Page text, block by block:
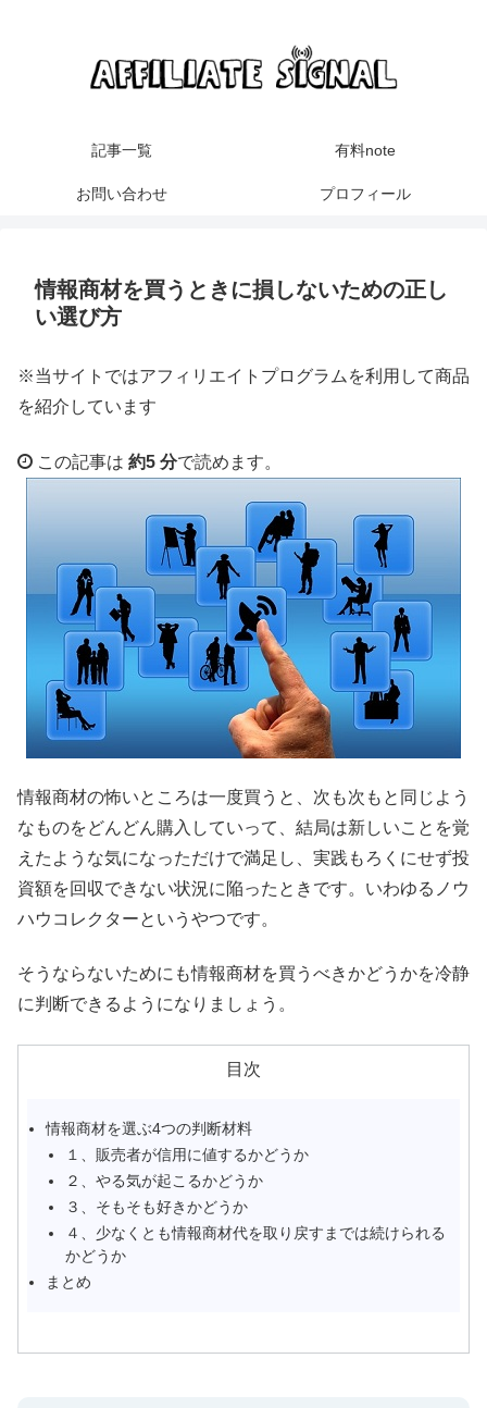
記事一覧 有料note
お問い合わせ プロフィール
情報商材を買うときに損しないための正し
い選び方
※当サイトではアフィリエイトプログラムを利用して商品
を紹介しています
この記事は 約5 分で読めます。
情報商材の怖いところは一度買うと、次も次もと同じよう
なものをどんどん購入していって、結局は新しいことを覚
えたような気になっただけで満足し、実践もろくにせず投
資額を回収できない状況に陥ったときです。いわゆるノウ
ハウコレクターというやつです。
そうならないためにも情報商材を買うべきかどうかを冷静
に判断できるようになりましょう。
目次
情報商材を選ぶ4つの判断材料
１、販売者が信用に値するかどうか
２、やる気が起こるかどうか
３、そもそも好きかどうか
４、少なくとも情報商材代を取り戻すまでは続けられる
かどうか
まとめ